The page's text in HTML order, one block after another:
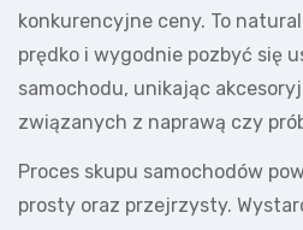
konkurencyjne ceny. To
prędko i wygodnie pozbyć się
samochodu, unikając
związanych z naprawą czy
Proces skupu samochodów
prosty oraz przejrzysty.